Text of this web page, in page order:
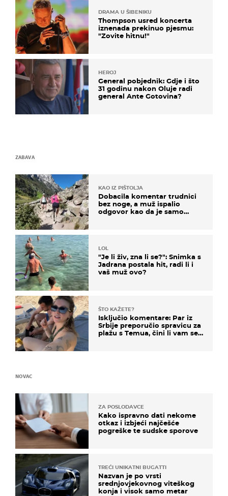
DRAMA U ŠIBENIKU
Thompson usred koncerta
iznenada prekinuo pjesmu:
"Zovite hitnu!"
HEROJ
General pobjednik: Gdje i što
31 godinu nakon Oluje radi
general Ante Gotovina?
ZABAVA
KAO IZ PIŠTOLJA
Dobacila komentar trudnici
bez noge, a muž ispalio
odgovor kao da je samo
LOL
"Je li živ, zna li se?": Snimka s
Jadrana postala hit, radi li i
vaš muž ovo?
ŠTO KAŽETE?
Isključio komentare: Par iz
Srbije preporučio spravicu za
plažu s Temua, čini li vam se
NOVAC
ZA POSLODAVCE
Kako ispravno dati nekome
otkaz i izbjeći najčešće
pogreške te sudske sporove
TREĆI UNIKATNI BUGATTI
Nazvan je po vrsti
srednjovjekovnog viteškog
konja i visok samo metar